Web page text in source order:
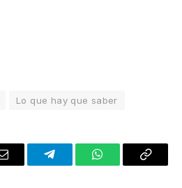
Lo que hay que saber
Email TelegramWhatsAppCopy